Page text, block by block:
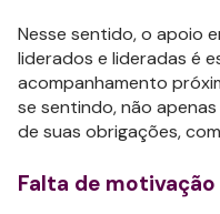
Nesse sentido, o apoio
liderados e lideradas é
acompanhamento
se sentindo, não
de suas obrigações,
Falta de motivação